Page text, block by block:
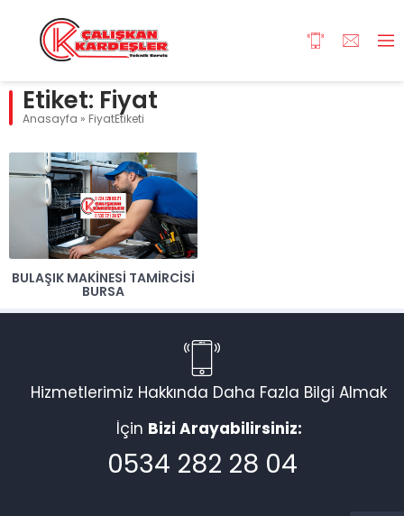
Etiket: Fiyat
Anasayfa » FiyatEtiketi
BULAŞIK MAKINESI TAMIRCISI
BURSA
Hizmetlerimiz Hakkında Daha Fazla Bilgi Almak
İçin Bizi Arayabilirsiniz:
0534 282 28 04